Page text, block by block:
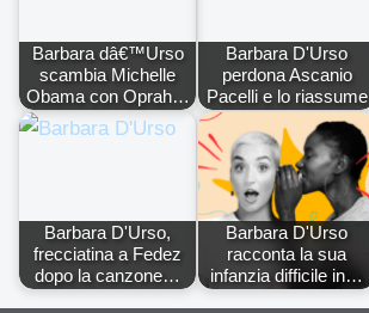
Barbara dâ€™Urso
scambia Michelle
Obama con Oprah…
Barbara D'Urso
perdona Ascanio
Pacelli e lo riassume
Barbara D'Urso,
frecciatina a Fedez
dopo la canzone…
Barbara D'Urso
racconta la sua
infanzia difficile in…